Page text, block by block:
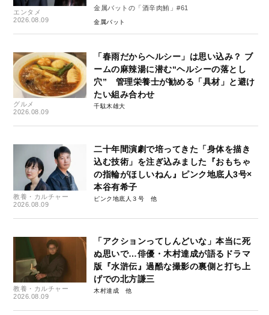
エンタメ
2026.08.09
金属バットの「酒辛肉鮪」#61
金属バット
グルメ
2026.08.09
「春雨だからヘルシー」は思い込み？ ブ
ームの麻辣湯に潜む“ヘルシーの落とし
穴” 管理栄養士が勧める「具材」と避け
たい組み合わせ
千駄木雄大
教養・カルチャー
2026.08.09
二十年間演劇で培ってきた「身体を描き
込む技術」を注ぎ込みました『おもちゃ
の指輪がほしいねん』ピンク地底人3号×
本谷有希子
ピンク地底人３号
教養・カルチャー
2026.08.09
「アクションってしんどいな」本当に死
ぬ思いで…俳優・木村達成が語るドラマ
版『水滸伝』過酷な撮影の裏側と打ち上
げでの北方謙三
木村達成